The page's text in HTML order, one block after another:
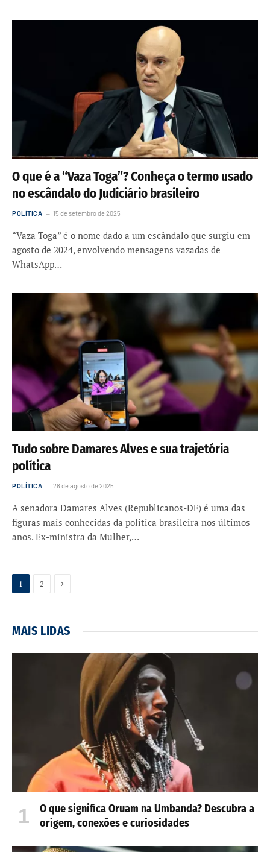
O que é a “Vaza Toga”? Conheça o termo usado
no escândalo do Judiciário brasileiro
POLÍTICA 15 de setembro de 2025
“Vaza Toga” é o nome dado a um escândalo que surgiu em
agosto de 2024, envolvendo mensagens vazadas de
WhatsApp…
Tudo sobre Damares Alves e sua trajetória
política
POLÍTICA 28 de agosto de 2025
A senadora Damares Alves (Republicanos-DF) é uma das
figuras mais conhecidas da política brasileira nos últimos
anos. Ex-ministra da Mulher,…
1 2 Próxima
MAIS LIDAS
O que significa Oruam na Umbanda? Descubra a
origem, conexões e curiosidades